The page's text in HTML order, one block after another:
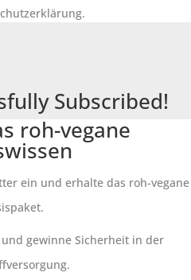
Subscribed!
roh-vegane
ein und erhalte das roh-vegane
gewinne Sicherheit in der